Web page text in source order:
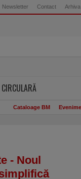
Newsletter Contact Arhiva
Cataloage BM
- Noul